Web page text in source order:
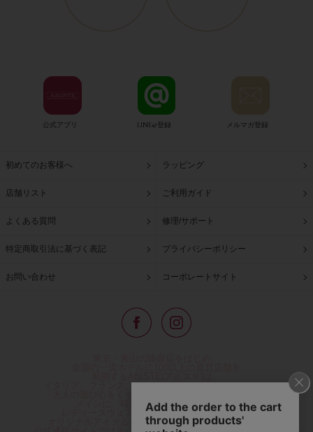
公式アプリ LINE@登録 メルマガ登録
初めてのお客様へ ラッピング
店舗リスト ご利用ガイド
よくある質問 修理/サポート
特定商取引法に基づく表記 プライバシーポリシー
お問い合わせ コーポレートサイト
イタリア、フランス、アメリカなどからインポートした
メインに、時計、バッグ、財布、小物、
レディースウェアや、ここでしか手に入らない
オリジナルアイテムなどを幅広くご用意しています。